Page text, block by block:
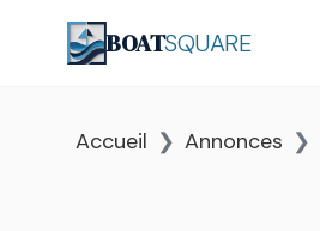
BOATSQUARE
Accueil Annonces